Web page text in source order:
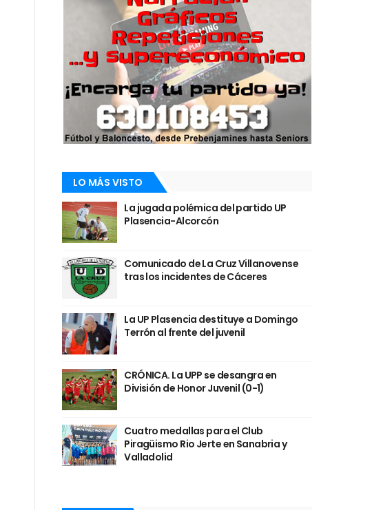
LO MÁS VISTO
La jugada polémica del partido UP
Plasencia-Alcorcón
Comunicado de La Cruz Villanovense
tras los incidentes de Cáceres
La UP Plasencia destituye a Domingo
Terrón al frente del juvenil
CRÓNICA. La UPP se desangra en
División de Honor Juvenil (0-1)
Cuatro medallas para el Club
Piragüismo Rio Jerte en Sanabria y
Valladolid